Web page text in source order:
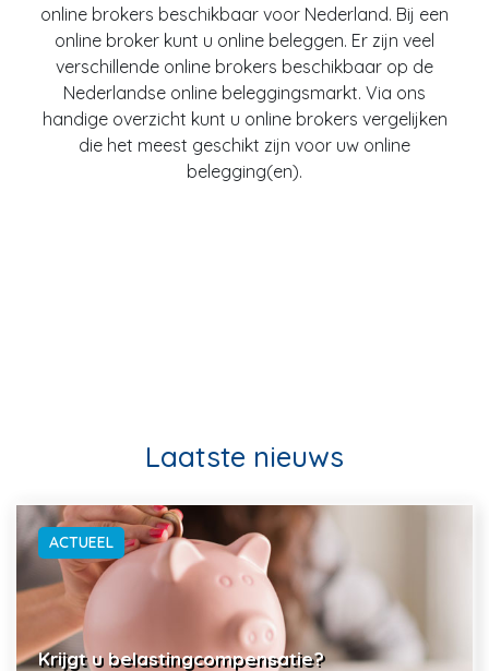
online brokers beschikbaar voor Nederland. Bij een
online broker kunt u online beleggen. Er zijn veel
verschillende online brokers beschikbaar op de
Nederlandse online beleggingsmarkt. Via ons
handige overzicht kunt u online brokers vergelijken
die het meest geschikt zijn voor uw online
belegging(en).
Laatste nieuws
ACTUEEL
Krijgt u belastingcompensatie?